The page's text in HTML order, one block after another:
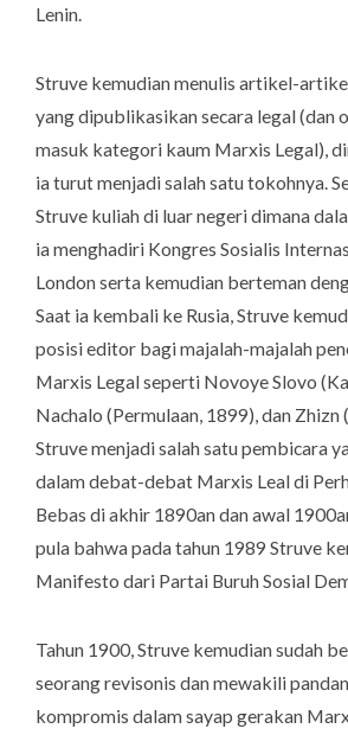
Lenin.
Struve kemudian menulis artikel-
yang dipublikasikan secara legal (dan
masuk kategori kaum Marxis Legal),
ia turut menjadi salah satu tokohnya.
Struve kuliah di luar negeri dimana
ia menghadiri Kongres Sosialis
London serta kemudian berteman
Saat ia kembali ke Rusia, Struve
posisi editor bagi majalah-majalah
Marxis Legal seperti Novoye Slovo
Nachalo (Permulaan, 1899), dan Zhizn
Struve menjadi salah satu pembicara
dalam debat-debat Marxis Leal di
Bebas di akhir 1890an dan awal
pula bahwa pada tahun 1989 Struve
Manifesto dari Partai Buruh Sosial
Tahun 1900, Struve kemudian sudah
seorang revisonis dan mewakili
kompromis dalam sayap gerakan